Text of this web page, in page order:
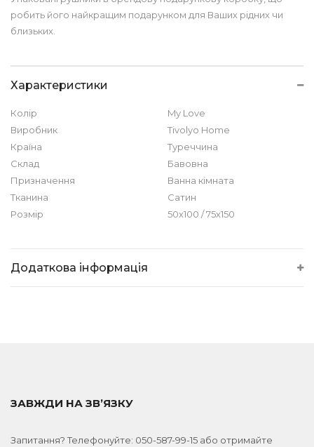
робить його найкращим подарунком для Ваших рідних чи
близьких.
Характеристики
Колір
My Love
Виробник
Tivolyo Home
Країна
Туреччина
Склад
Бавовна
Призначення
Ванна кімната
Тканина
Сатин
Розмір
50х100 / 75х150
Додаткова інформація
ЗАВЖДИ НА ЗВ’ЯЗКУ
Запитання? Телефонуйте: 050-587-99-15 або отримайте